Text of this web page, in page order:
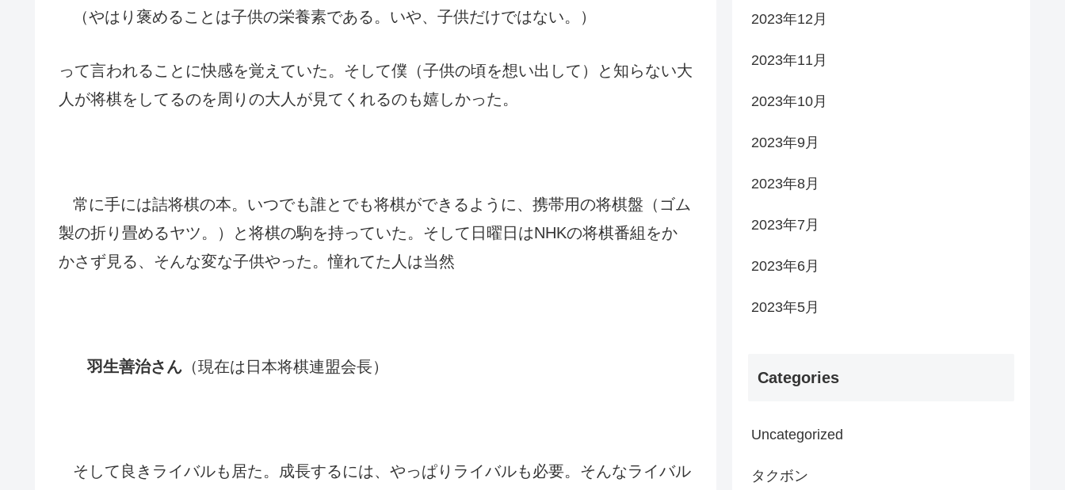
（やはり褒めることは子供の栄養素である。 いや、 子供だけではない。 ）
って言われることに快感を覚えていた。そして僕（子供の頃を想い出して）と知らない大
人が将棋をしてるのを周りの大人が見てくれるのも嬉しかった。
常に手には詰将棋の本。いつでも誰とでも将棋ができるように、携帯用の将棋盤（ゴム
製の折り畳めるヤツ。）と将棋の駒を持っていた。そして日曜日はNHKの将棋番組をか
かさず見る、そんな変な子供やった。憧れてた人は当然
羽生善治さん （現在は日本将棋連盟会長）
そして良きライバルも居た。成長するには、やっぱりライバルも必要。そんなライバル
2023年12月
2023年11月
2023年10月
2023年9月
2023年8月
2023年7月
2023年6月
2023年5月
Categories
Uncategorized
タクボン